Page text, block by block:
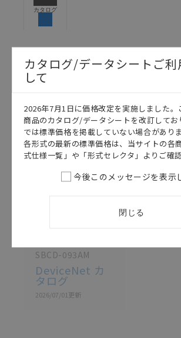
保できるよう設計されていること、およ
カタログ/マニュアルに記載されている
ン事例は参考用ですので、ご採用に際し
置の機能や安全性をご確認のうえご使用
商品に接続される推奨機器等、現在では
ている可能性がありますがご容赦くだ
記載されているサービス内容や連絡先
ものであり、変更・改定させていただい
があります。改めて当サイトの掲載内容
え、ご用命下さいますようお願いいた
カタログ
日本語 English
このカタログを選択
SBCD-093AM
DeviceNet カ
タログ
2026/07/01更新
カタログ/データシートご利
して
2026年7月1日に価格改定を実施しました
商品のカタログ/データシートを改訂して
では標準価格を掲載していない場合がありま
各形式の最新の標準価格は、当サイトの各
式仕様一覧」や「形式セレクタ」よりご確
今後このメッセージを表示
閉じる